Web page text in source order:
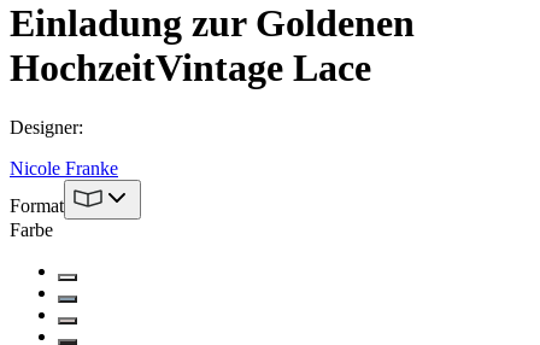
Einladung zur Goldenen
HochzeitVintage Lace
Designer:
Nicole Franke
Format
Farbe